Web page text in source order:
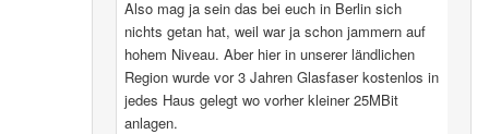
Also mag ja sein das bei euch in Berlin sich
nichts getan hat, weil war ja schon jammern auf
hohem Niveau. Aber hier in unserer ländlichen
Region wurde vor 3 Jahren Glasfaser kostenlos in
jedes Haus gelegt wo vorher kleiner 25MBit
anlagen.